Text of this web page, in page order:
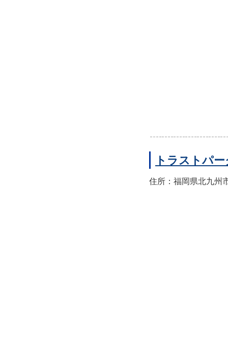
トラストパ
住所：福岡県北九州